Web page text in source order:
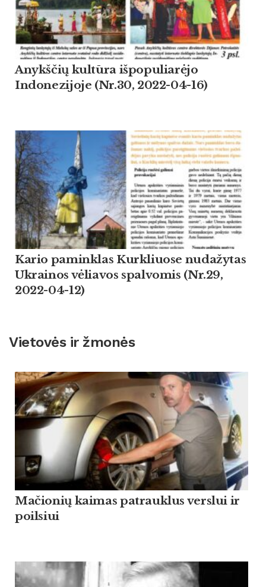
Anykščių kultūra išpopuliarėjo
Indonezijoje (Nr.30, 2022-04-16)
Kario paminklas Kurkliuose nudažytas
Ukrainos vėliavos spalvomis (Nr.29,
2022-04-12)
Vietovės ir žmonės
Mačionių kaimas patrauklus verslui ir
poilsiui